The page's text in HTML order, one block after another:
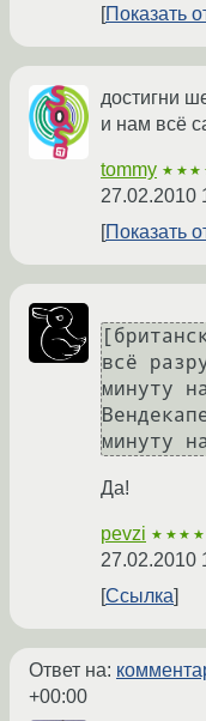
Показать
достигни
и нам всё
tommy
27.02.2010
Показать
всё
минуту
Да!
pevzi
27.02.2010
Ссылка
Ответ на:
+00:00